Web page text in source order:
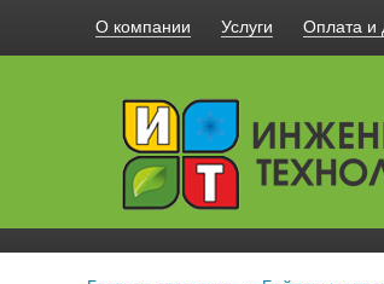
О компании Услуги Оплата и